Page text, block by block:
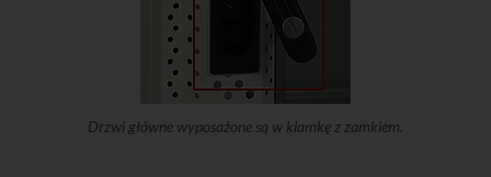
Drzwi główne wyposażone są w klamkę z zamkiem.